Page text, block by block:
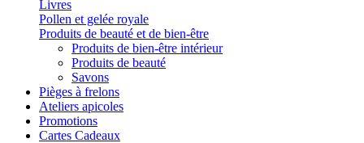
Livres
Pollen et gelée royale
Produits de beauté et de bien-être
Produits de bien-être intérieur
Produits de beauté
Savons
Pièges à frelons
Ateliers apicoles
Promotions
Cartes Cadeaux